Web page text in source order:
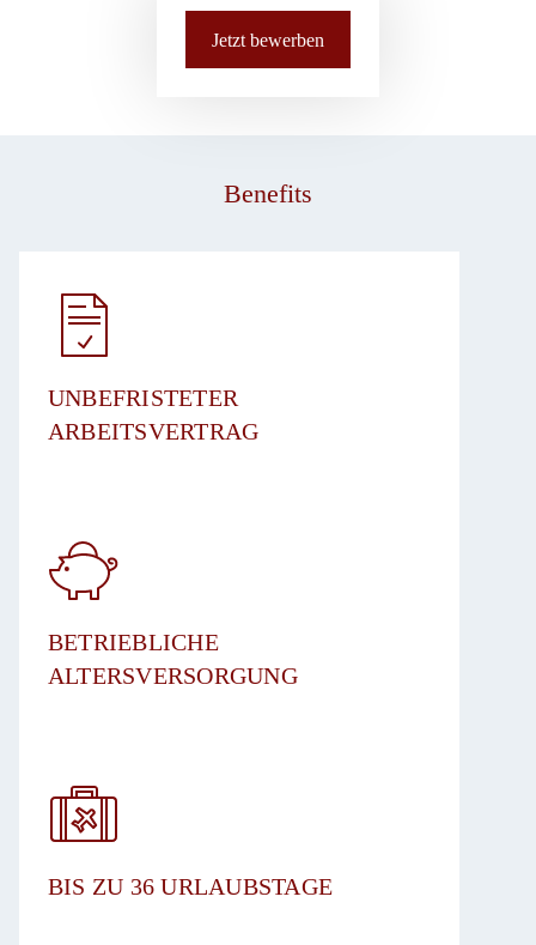
Jetzt bewerben
Benefits
UNBEFRISTETER
ARBEITSVERTRAG​
BETRIEBLICHE
ALTERSVERSORGUNG​
BIS ZU 36 URLAUBSTAGE​